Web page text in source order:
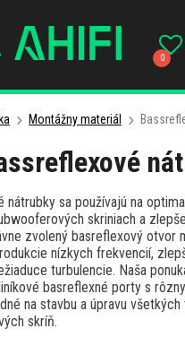
0
Montážny materiál
nátrubky sa používajú na
skriniach a
zvolený basreflexový otvor
nízkych frekvencií,
turbulencie. Naša
basreflexné porty s
na stavbu a úpravu
skríň.